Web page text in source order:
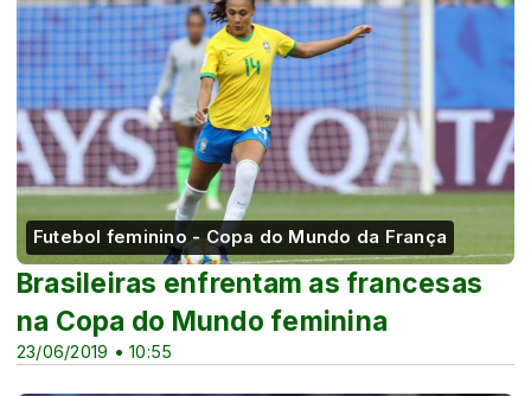
Futebol feminino - Copa do Mundo da França
23/06/2019 • 10:55
Brasileiras enfrentam as francesas
na Copa do Mundo feminina